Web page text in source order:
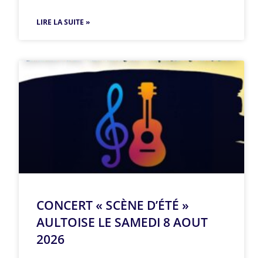
LIRE LA SUITE »
CONCERT « SCÈNE D’ÉTÉ »
AULTOISE LE SAMEDI 8 AOUT
2026